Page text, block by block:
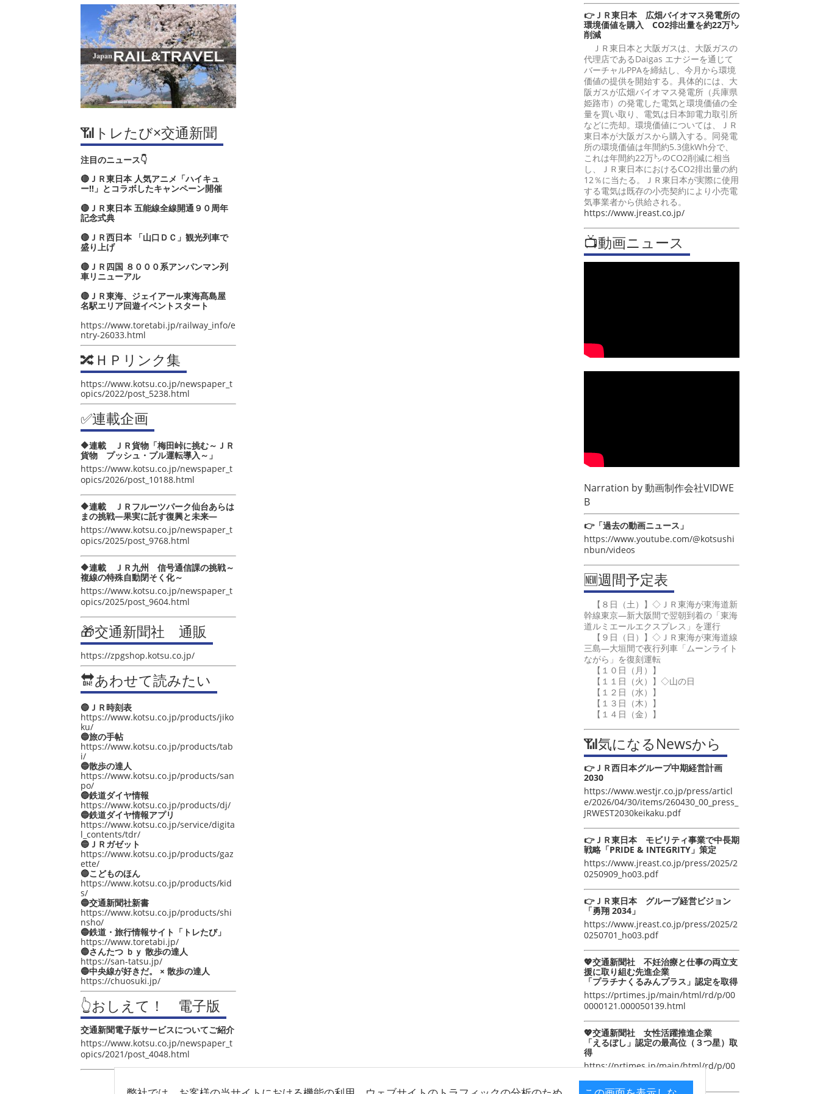
📶トレたび×交通新聞
注目のニュース👇
🔴ＪＲ東日本 人気アニメ「ハイキュ
ー‼」とコラボしたキャンペーン開催
🔴ＪＲ東日本 五能線全線開通９０周年
記念式典
🔴ＪＲ西日本 「山口ＤＣ」観光列車で
盛り上げ
🔴ＪＲ四国 ８０００系アンパンマン列
車リニューアル
🔴ＪＲ東海、ジェイアール東海髙島屋
名駅エリア回遊イベントスタート
https://www.toretabi.jp/railway_info/e
ntry-26033.html
🔀ＨＰリンク集
https://www.kotsu.co.jp/newspaper_t
opics/2022/post_5238.html
✅連載企画
🔶連載 ＪＲ貨物「梅田峠に挑む～ＪＲ
貨物 プッシュ・プル運転導入～」
https://www.kotsu.co.jp/newspaper_t
opics/2026/post_10188.html
🔶連載 ＪＲフルーツパーク仙台あらは
まの挑戦―果実に託す復興と未来―
https://www.kotsu.co.jp/newspaper_t
opics/2025/post_9768.html
🔶連載 ＪＲ九州 信号通信課の挑戦～
複線の特殊自動閉そく化～
https://www.kotsu.co.jp/newspaper_t
opics/2025/post_9604.html
🎁交通新聞社 通販
https://zpgshop.kotsu.co.jp/
🔛あわせて読みたい
🔵ＪＲ時刻表
https://www.kotsu.co.jp/products/jiko
ku/
🔵旅の手帖
https://www.kotsu.co.jp/products/tab
i/
🔵散歩の達人
https://www.kotsu.co.jp/products/san
po/
🔵鉄道ダイヤ情報
https://www.kotsu.co.jp/products/dj/
🔵鉄道ダイヤ情報アプリ
https://www.kotsu.co.jp/service/digita
l_contents/tdr/
🔵ＪＲガゼット
https://www.kotsu.co.jp/products/gaz
ette/
🔵こどものほん
https://www.kotsu.co.jp/products/kid
s/
🔵交通新聞社新書
https://www.kotsu.co.jp/products/shi
nsho/
🔵鉄道・旅行情報サイト「トレたび」
https://www.toretabi.jp/
🔵さんたつ ｂｙ 散歩の達人
https://san-tatsu.jp/
🔵中央線が好きだ。 × 散歩の達人
https://chuosuki.jp/
👆おしえて！ 電子版
交通新聞電子版サービスについてご紹介
https://www.kotsu.co.jp/newspaper_t
opics/2021/post_4048.html
👉ＪＲ東日本 広畑バイオマス発電所の
環境価値を購入 CO2排出量を約22万㌧
削減
ＪＲ東日本と大阪ガスは、大阪ガスの
代理店であるDaigas エナジーを通じて
バーチャルPPAを締結し、今月から環境
価値の提供を開始する。具体的には、大
阪ガスが広畑バイオマス発電所（兵庫県
姫路市）の発電した電気と環境価値の全
量を買い取り、電気は日本卸電力取引所
などに売却。環境価値については、ＪＲ
東日本が大阪ガスから購入する。同発電
所の環境価値は年間約5.3億kWh分で、
これは年間約22万㌧のCO2削減に相当
し、ＪＲ東日本におけるCO2排出量の約
12％に当たる。ＪＲ東日本が実際に使用
する電気は既存の小売契約により小売電
気事業者から供給される。
https://www.jreast.co.jp/
📺動画ニュース
Narration by動画制作会社VIDWE
B
👉「過去の動画ニュース」
https://www.youtube.com/@kotsushi
nbun/videos
🆕週間予定表
【８日（土）】◇ＪＲ東海が東海道新
幹線東京―新大阪間で翌朝到着の「東海
道ルミエールエクスプレス」を運行
【９日（日）】◇ＪＲ東海が東海道線
三島―大垣間で夜行列車「ムーンライト
ながら」を復刻運転
【１０日（月）】
【１１日（火）】◇山の日
【１２日（水）】
【１３日（木）】
【１４日（金）】
📶気になるNewsから
👉ＪＲ西日本グループ中期経営計画
2030
https://www.westjr.co.jp/press/articl
e/2026/04/30/items/260430_00_press_
JRWEST2030keikaku.pdf
👉ＪＲ東日本 モビリティ事業で中長期
戦略「PRIDE & INTEGRITY」策定
https://www.jreast.co.jp/press/2025/2
0250909_ho03.pdf
👉ＪＲ東日本 グループ経営ビジョン
「勇翔 2034」
https://www.jreast.co.jp/press/2025/2
0250701_ho03.pdf
💖交通新聞社 不妊治療と仕事の両立支
援に取り組む先進企業
「プラチナくるみんプラス」認定を取得
https://prtimes.jp/main/html/rd/p/00
0000121.000050139.html
💖交通新聞社 女性活躍推進企業
「えるぼし」認定の最高位（３つ星）取
得
https://prtimes.jp/main/html/rd/p/00